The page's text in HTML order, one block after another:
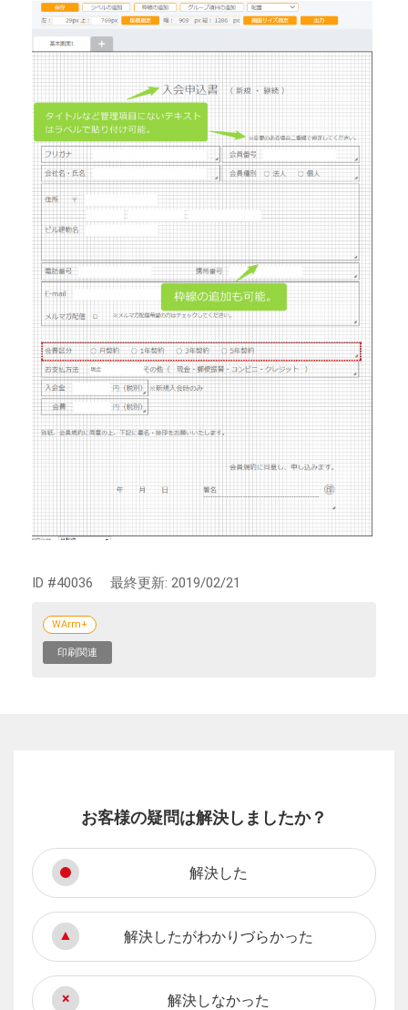
ID #40036 最終更新: 2019/02/21
WArm+
印刷関連
お客様の疑問は解決しましたか？
解決した
解決したがわかりづらかった
解決しなかった